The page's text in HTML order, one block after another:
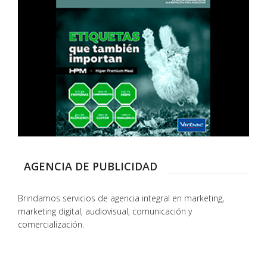
AGENCIA DE PUBLICIDAD
Brindamos servicios de agencia integral en marketing,
marketing digital, audiovisual, comunicación y
comercialización.